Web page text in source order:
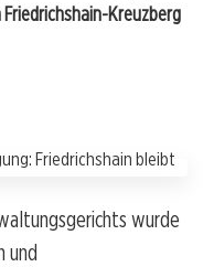
Kreuzberg
wurde
und